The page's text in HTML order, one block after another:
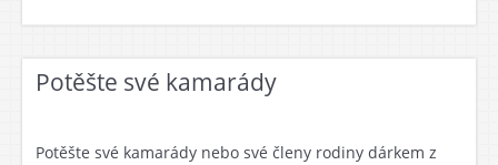
Potěšte své kamarády
Potěšte své kamarády nebo své členy rodiny dárkem z